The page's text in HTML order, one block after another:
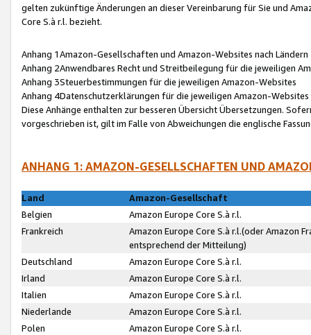
gelten zukünftige Änderungen an dieser Vereinbarung für Sie und
Core S.à r.l. bezieht.
Anhang 1Amazon-Gesellschaften und Amazon-Websites nach Ländern
Anhang 2Anwendbares Recht und Streitbeilegung für die jeweiligen
Anhang 3Steuerbestimmungen für die jeweiligen Amazon-Websites
Anhang 4Datenschutzerklärungen für die jeweiligen Amazon-Websites
Diese Anhänge enthalten zur besseren Übersicht Übersetzungen.
vorgeschrieben ist, gilt im Falle von Abweichungen die englische
ANHANG 1: AMAZON-GESELLSCHAFTEN UND
Land
Amazon-Gesellschaft
Belgien
Amazon Europe Core S.à r.l.
Frankreich
Amazon Europe Core S.à r.l.(oder Amazon
entsprechend der Mitteilung)
Deutschland
Amazon Europe Core S.à r.l.
Irland
Amazon Europe Core S.à r.l.
Italien
Amazon Europe Core S.à r.l.
Niederlande
Amazon Europe Core S.à r.l.
Polen
Amazon Europe Core S.à r.l.